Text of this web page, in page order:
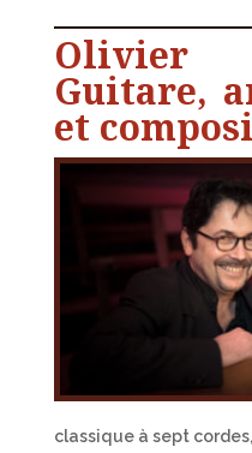
Olivier
Guitare,
et
classique à sept